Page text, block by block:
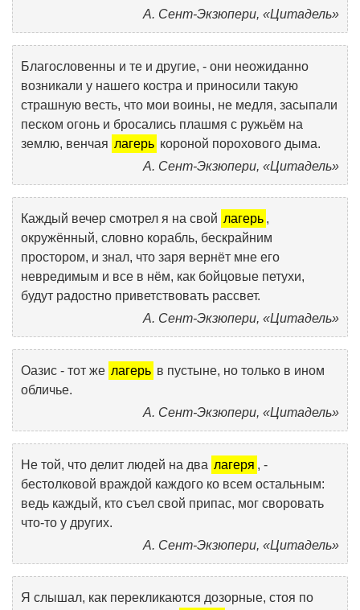
А. Сент-Экзюпери, «Цитадель»
Благословенны и те и другие, - они неожиданно
возникали у нашего костра и приносили такую
страшную весть, что мои воины, не медля, засыпали
песком огонь и бросались плашмя с ружьём на
землю, венчая лагерь короной порохового дыма.
А. Сент-Экзюпери, «Цитадель»
Каждый вечер смотрел я на свой лагерь ,
окружённый, словно корабль, бескрайним
простором, и знал, что заря вернёт мне его
невредимым и все в нём, как бойцовые петухи,
будут радостно приветствовать рассвет.
А. Сент-Экзюпери, «Цитадель»
Оазис - тот же лагерь в пустыне, но только в ином
обличье.
А. Сент-Экзюпери, «Цитадель»
Не той, что делит людей на два лагеря , -
бестолковой враждой каждого ко всем остальным:
ведь каждый, кто съел свой припас, мог своровать
что-то у других.
А. Сент-Экзюпери, «Цитадель»
Я слышал, как перекликаются дозорные, стоя по